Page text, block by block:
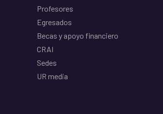
Profesores
Egresados
Becas y apoyo financiero
CRAI
Sedes
UR media